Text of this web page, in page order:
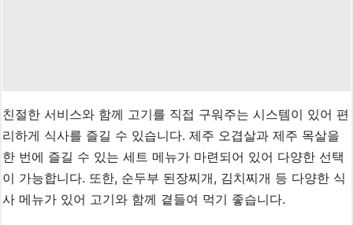
친절한 서비스와 함께 고기를 직접 구워주는 시스템이 있어 편
리하게 식사를 즐길 수 있습니다. 제주 오겹살과 제주 목살을
한 번에 즐길 수 있는 세트 메뉴가 마련되어 있어 다양한 선택
이 가능합니다. 또한, 순두부 된장찌개, 김치찌개 등 다양한 식
사 메뉴가 있어 고기와 함께 곁들여 먹기 좋습니다.